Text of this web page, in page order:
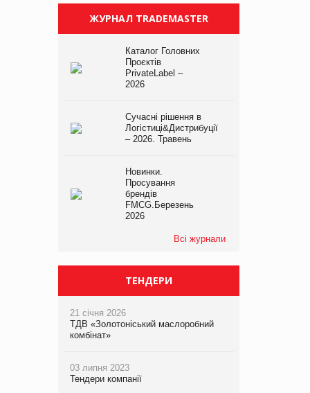
ЖУРНАЛ TRADEMASTER
Каталог Головних
Проєктів
PrivateLabel –
2026
Сучасні рішення в
Логістиці&Дистрибуції
– 2026. Травень
Новинки.
Просування
брендів
FMCG.Березень
2026
Всі журнали
ТЕНДЕРИ
21 січня 2026
ТДВ «Золотоніський маслоробний
комбінат»
03 липня 2023
Тендери компанії